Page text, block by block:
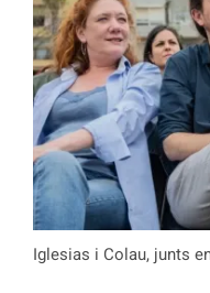
Iglesias i Colau, junts